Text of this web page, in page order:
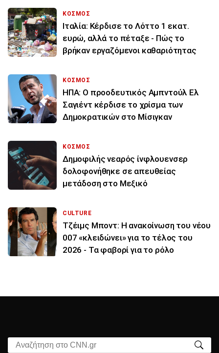
ΚΟΣΜΟΣ
Ιταλία: Κέρδισε το Λόττο 1 εκατ.
ευρώ, αλλά το πέταξε - Πώς το
βρήκαν εργαζόμενοι καθαριότητας
ΚΟΣΜΟΣ
ΗΠΑ: Ο προοδευτικός Αμπντούλ Ελ
Σαγιέντ κέρδισε το χρίσμα των
Δημοκρατικών στο Μίσιγκαν
ΚΟΣΜΟΣ
Δημοφιλής νεαρός ίνφλουενσερ
δολοφονήθηκε σε απευθείας
μετάδοση στο Μεξικό
CULTURE
Τζέιμς Μποντ: Η ανακοίνωση του νέου
007 «κλειδώνει» για το τέλος του
2026 - Τα φαβορί για το ρόλο
Αναζήτηση στο CNN.gr